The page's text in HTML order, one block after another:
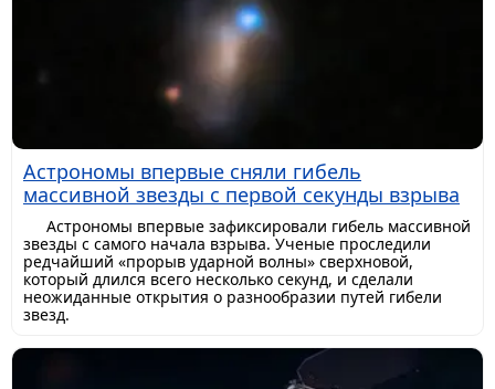
Астрономы впервые сняли гибель
массивной звезды с первой секунды взрыва
Астрономы впервые зафиксировали гибель массивной
звезды с самого начала взрыва. Ученые проследили
редчайший «прорыв ударной волны» сверхновой,
который длился всего несколько секунд, и сделали
неожиданные открытия о разнообразии путей гибели
звезд.